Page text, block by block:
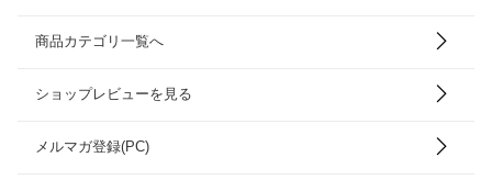
商品カテゴリ一覧へ
ショップレビューを見る
メルマガ登録(PC)